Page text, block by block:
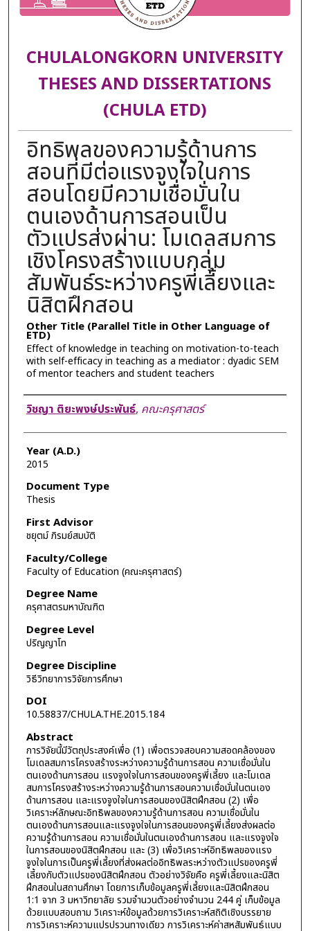
CHULALONGKORN UNIVERSITY
THESES AND DISSERTATIONS
(CHULA ETD)
อิทธิพลของความรู้ด้านการ
สอนที่มีต่อแรงจูงใจในการ
สอนโดยมีความเชื่อมั่นใน
ตนเองด้านการสอนเป็น
ตัวแปรส่งผ่าน: โมเดลสมการ
เชิงโครงสร้างแบบกลุ่ม
สัมพันธ์ระหว่างครูพี่เลี้ยงและ
นิสิตฝึกสอน
Other Title (Parallel Title in Other Language of
ETD)
Effect of knowledge in teaching on motivation-to-teach
with self-efficacy in teaching as a mediator : dyadic SEM
of mentor teachers and student teachers
Author
วิชญา ติยะพงษ์ประพันธ์, คณะครุศาสตร์
Year (A.D.)
2015
Document Type
Thesis
First Advisor
ชยุตม์ ภิรมย์สมบัติ
Faculty/College
Faculty of Education (คณะครุศาสตร์)
Degree Name
ครุศาสตรมหาบัณฑิต
Degree Level
ปริญญาโท
Degree Discipline
วิธีวิทยาการวิจัยการศึกษา
DOI
10.58837/CHULA.THE.2015.184
Abstract
การวิจัยนี้มีวัตถุประสงค์เพื่อ (1) เพื่อตรวจสอบความสอดคล้องของ
โมเดลสมการโครงสร้างระหว่างความรู้ด้านการสอน ความเชื่อมั่นใน
ตนเองด้านการสอน แรงจูงใจในการสอนของครูพี่เลี้ยง และโมเดล
สมการโครงสร้างระหว่างความรู้ด้านการสอนความเชื่อมั่นในตนเอง
ด้านการสอน และแรงจูงใจในการสอนของนิสิตฝึกสอน (2) เพื่อ
วิเคราะห์ลักษณะอิทธิพลของความรู้ด้านการสอน ความเชื่อมั่นใน
ตนเองด้านการสอนและแรงจูงใจในการสอนของครูพี่เลี้ยงส่งผลต่อ
ความรู้ด้านการสอน ความเชื่อมั่นในตนเองด้านการสอน และแรงจูงใจ
ในการสอนของนิสิตฝึกสอน และ (3) เพื่อวิเคราะห์อิทธิพลของแรง
จูงใจในการเป็นครูพี่เลี้ยงที่ส่งผลต่ออิทธิพลระหว่างตัวแปรของครูพี่
เลี้ยงกับตัวแปรของนิสิตฝึกสอน ตัวอย่างวิจัยคือ ครูพี่เลี้ยงและนิสิต
ฝึกสอนในสถานศึกษา โดยการเก็บข้อมูลครูพี่เลี้ยงและนิสิตฝึกสอน
1:1 จาก 3 มหาวิทยาลัย รวมจำนวนตัวอย่างจำนวน 244 คู่ เก็บข้อมูล
ด้วยแบบสอบถาม วิเคราะห์ข้อมูลด้วยการวิเคราะห์สถิติเชิงบรรยาย
การวิเคราะห์ความแปรปรวนทางเดียว การวิเคราะห์ค่าสหสัมพันธ์แบบ